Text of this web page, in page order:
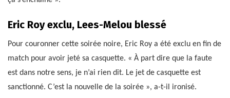
Eric Roy exclu, Lees-Melou blessé
Pour couronner cette soirée noire, Eric Roy a été exclu en fin de
match pour avoir jeté sa casquette. « À part dire que la faute
est dans notre sens, je n’ai rien dit. Le jet de casquette est
sanctionné. C’est la nouvelle de la soirée », a-t-il ironisé.